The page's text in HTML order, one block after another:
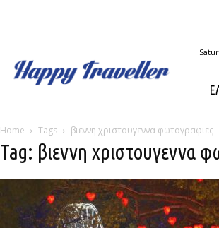
Traveller
Home Tags βιεννη χριστουγεννα φωτογραφιες
Tag: βιεννη χριστουγεννα